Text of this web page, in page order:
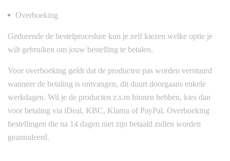
Overboeking
Gedurende de bestelprocedure kun je zelf kiezen welke optie je
wilt gebruiken om jouw bestelling te betalen.
Voor overboeking geldt dat de producten pas worden verstuurd
wanneer de betaling is ontvangen, dit duurt doorgaans enkele
werkdagen. Wil je de producten z.s.m binnen hebben, kies dan
voor betaling via iDeal, KBC, Klarna of PayPal. Overboeking
bestellingen die na 14 dagen niet zijn betaald zullen worden
geannuleerd.